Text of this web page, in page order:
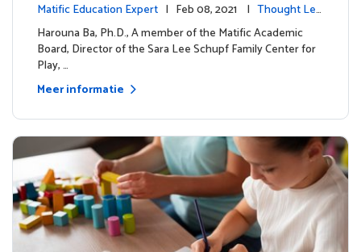
Matific Education Expert | Feb 08, 2021 | Thought Lea
dership
Harouna Ba, Ph.D., A member of the Matific Academic
Board, Director of the Sara Lee Schupf Family Center for
Play, …
Meer informatie